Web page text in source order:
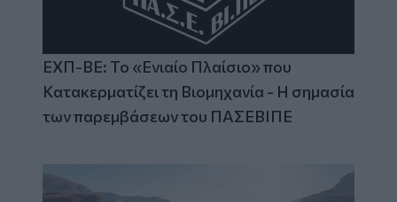
ΕΧΠ-ΒΕ: Το «Ενιαίο Πλαίσιο» που
Κατακερματίζει τη Βιομηχανία - Η σημασία
των παρεμβάσεων του ΠΑΣΕΒΙΠΕ